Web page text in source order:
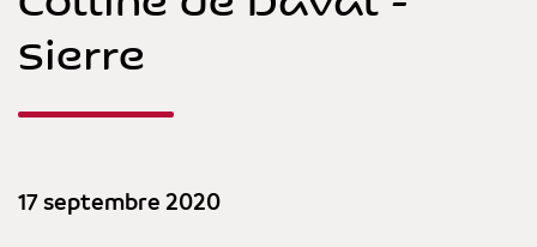
Sierre
17 septembre 2020